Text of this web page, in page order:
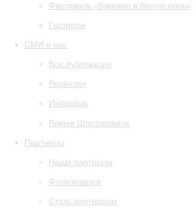
Фестиваль «Барокко в белую ночь»
Гастроли
СМИ о нас
Все публикации
Рецензии
Интервью
Время Шостаковича
Партнеры
Наши партнеры
Фотогалерея
Стать партнером